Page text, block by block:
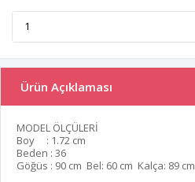
Ürün Açıklaması
MODEL ÖLÇÜLERİ
Boy : 1.72 cm
Beden : 36
Göğüs : 90 cm Bel: 60 cm Kalça: 89 cm